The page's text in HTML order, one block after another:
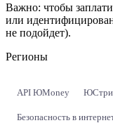
Важно: чтобы
или
не подойдет).
Регионы
API ЮMoney
Безопасность в